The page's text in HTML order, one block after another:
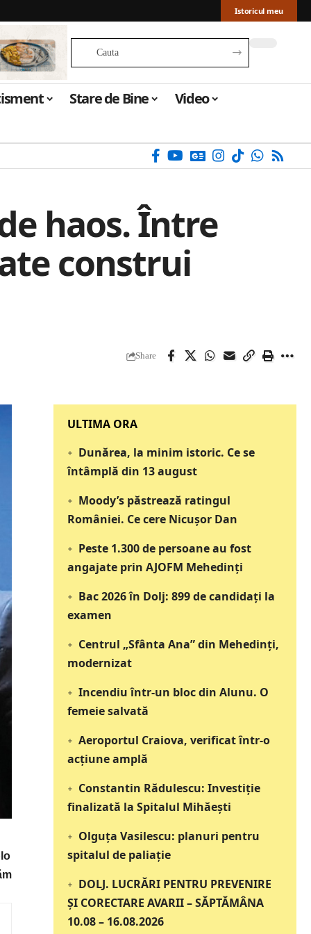
Istoricul meu
Stare de Bine
Video
haos. Între
construi
Share
‎‎‎‎‎‎‎ULTIMA ORA
Dunărea, la minim istoric. Ce se
întâmplă din 13 august
Moody’s păstrează ratingul
României. Ce cere Nicușor Dan
Peste 1.300 de persoane au fost
angajate prin AJOFM Mehedinți
Bac 2026 în Dolj: 899 de candidați la
examen
Centrul „Sfânta Ana” din Mehedinți,
modernizat
Incendiu într-un bloc din Alunu. O
femeie salvată
Aeroportul Craiova, verificat într-o
acțiune amplă
Constantin Rădulescu: Investiție
finalizată la Spitalul Mihăești
Olguța Vasilescu: planuri pentru
spitalul de paliație
DOLJ. LUCRĂRI PENTRU PREVENIRE
ȘI CORECTARE AVARII – SĂPTĂMÂNA
10.08 – 16.08.2026